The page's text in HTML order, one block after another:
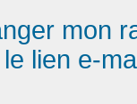
mon
lien e-